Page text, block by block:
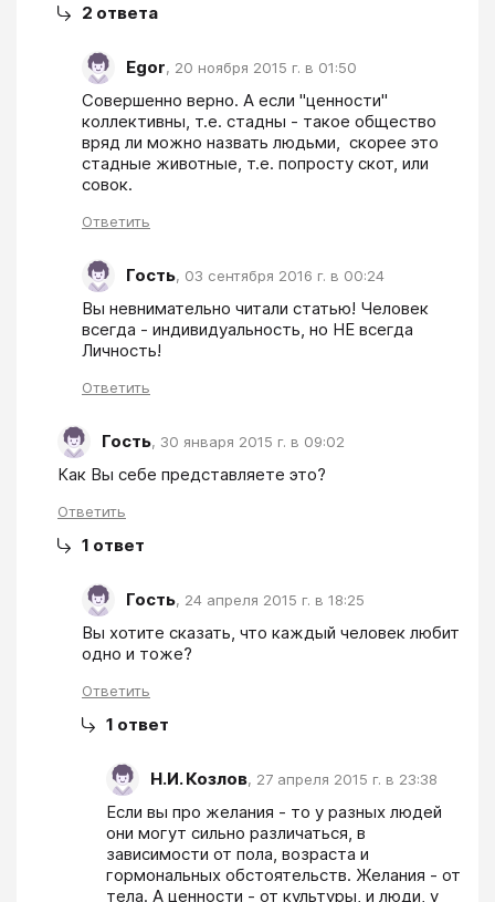
2 ответа
Egor, 20 ноября 2015 г. в 01:50
Совершенно верно. А если "ценности"
коллективны, т.е. стадны - такое общество
вряд ли можно назвать людьми,  скорее это
стадные животные, т.е. попросту скот, или
совок.
Ответить
Гость, 03 сентября 2016 г. в 00:24
Вы невнимательно читали статью! Человек
всегда - индивидуальность, но НЕ всегда
Личность!
Ответить
Гость, 30 января 2015 г. в 09:02
Как Вы себе представляете это?
Ответить
1 ответ
Гость, 24 апреля 2015 г. в 18:25
Вы хотите сказать, что каждый человек любит
Ответить
1 ответ
Н.И. Козлов, 27 апреля 2015 г. в 23:38
Если вы про желания - то у разных людей
они могут сильно различаться, в
зависимости от пола, возраста и
гормональных обстоятельств. Желания - от
тела. А ценности - от культуры, и люди, у